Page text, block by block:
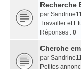
Recherche
par
Travailler et
Réponses : 0
Cherche
par
Petites